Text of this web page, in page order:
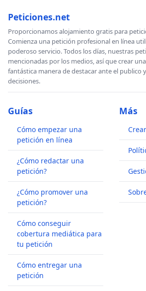
Peticiones.net
Proporcionamos alojamiento gratis para
Comienza una petición profesional en línea
poderoso servicio. Todos los días, nuestras
mencionadas por los medios, así que crear
fantástica manera de destacar ante el publico
decisiones.
Guías
Cómo empezar una
petición en línea
¿Cómo redactar una
petición?
¿Cómo promover una
petición?
Cómo conseguir
cobertura mediática para
tu petición
Cómo entregar una
petición
Más